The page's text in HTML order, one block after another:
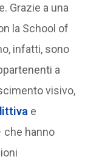
Grazie a una
la School of
infatti, sono
a
visivo,
e
che hanno